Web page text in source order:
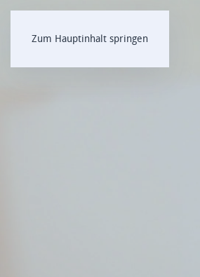
Zum Hauptinhalt springen